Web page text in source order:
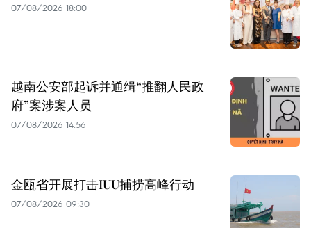
07/08/2026 18:00
越南公安部起诉并通缉“推翻人民政
府”案涉案人员
07/08/2026 14:56
金瓯省开展打击IUU捕捞高峰行动
07/08/2026 09:30